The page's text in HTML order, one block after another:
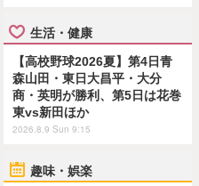
生活・健康
【高校野球2026夏】第4日青
森山田・東日大昌平・大分
商・英明が勝利、第5日は花巻
東vs新田ほか
2026.8.9 Sun 9:15
趣味・娯楽